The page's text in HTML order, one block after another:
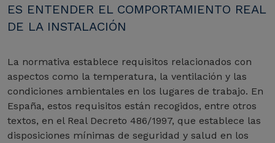
ES ENTENDER EL COMPORTAMIENTO REAL
DE LA INSTALACIÓN
La normativa establece requisitos relacionados con
aspectos como la temperatura, la ventilación y las
condiciones ambientales en los lugares de trabajo. En
España, estos requisitos están recogidos, entre otros
textos, en el Real Decreto 486/1997, que establece las
disposiciones mínimas de seguridad y salud en los